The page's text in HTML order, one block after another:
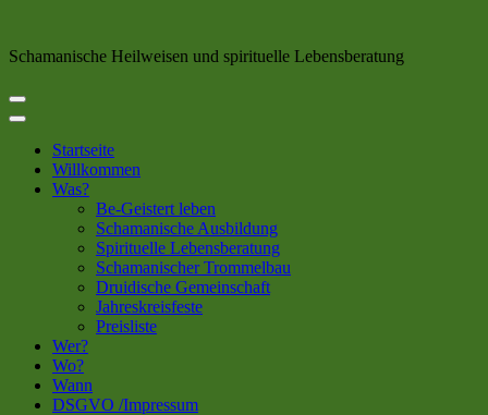
Schamanische Heilweisen und spirituelle Lebensberatung
Startseite
Willkommen
Was?
Be-Geistert leben
Schamanische Ausbildung
Spirituelle Lebensberatung
Schamanischer Trommelbau
Druidische Gemeinschaft
Jahreskreisfeste
Preisliste
Wer?
Wo?
Wann
DSGVO /Impressum